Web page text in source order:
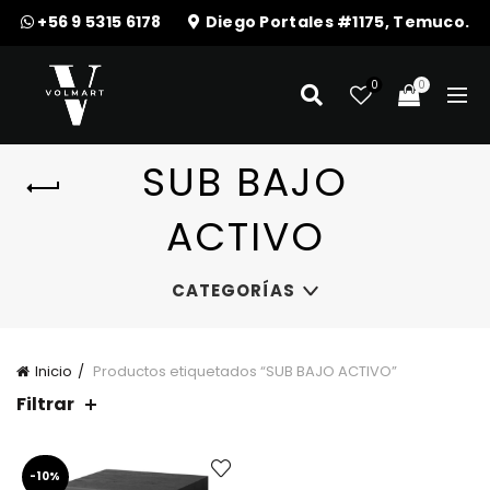
+56 9 5315 6178 Diego Portales #1175, Temuco.
0 0
SUB BAJO
ACTIVO
CATEGORÍAS
Inicio Productos etiquetados “SUB BAJO ACTIVO”
Filtrar
-10%